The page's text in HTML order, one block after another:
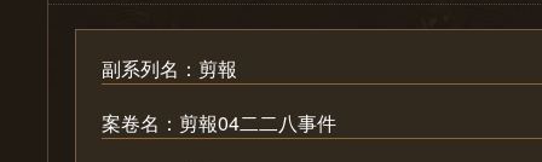
副系列名：剪報
案卷名：剪報04二二八事件